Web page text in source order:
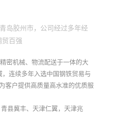
岛胶州市，公司经过多年经
百强
密机械、物流配送于一体的大
连续多年入选中国钢铁贸易与
客户提供高质量高水准的优质服
县冀丰、天津仁翼，天津兆